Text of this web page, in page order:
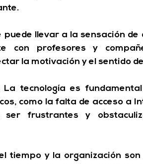
puede llevar a la sensación de
con profesores y
la motivación y el sentido
tecnología es
como la falta de acceso a
ser frustrantes y
tiempo y la organización